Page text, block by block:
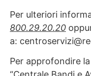
Per ulteriori
800.29.20.20
a:
Per approfondire